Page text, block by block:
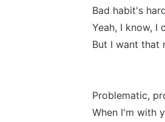
Bad habit's
Yeah, I know, I
But I want that
Problematic,
When I'm with